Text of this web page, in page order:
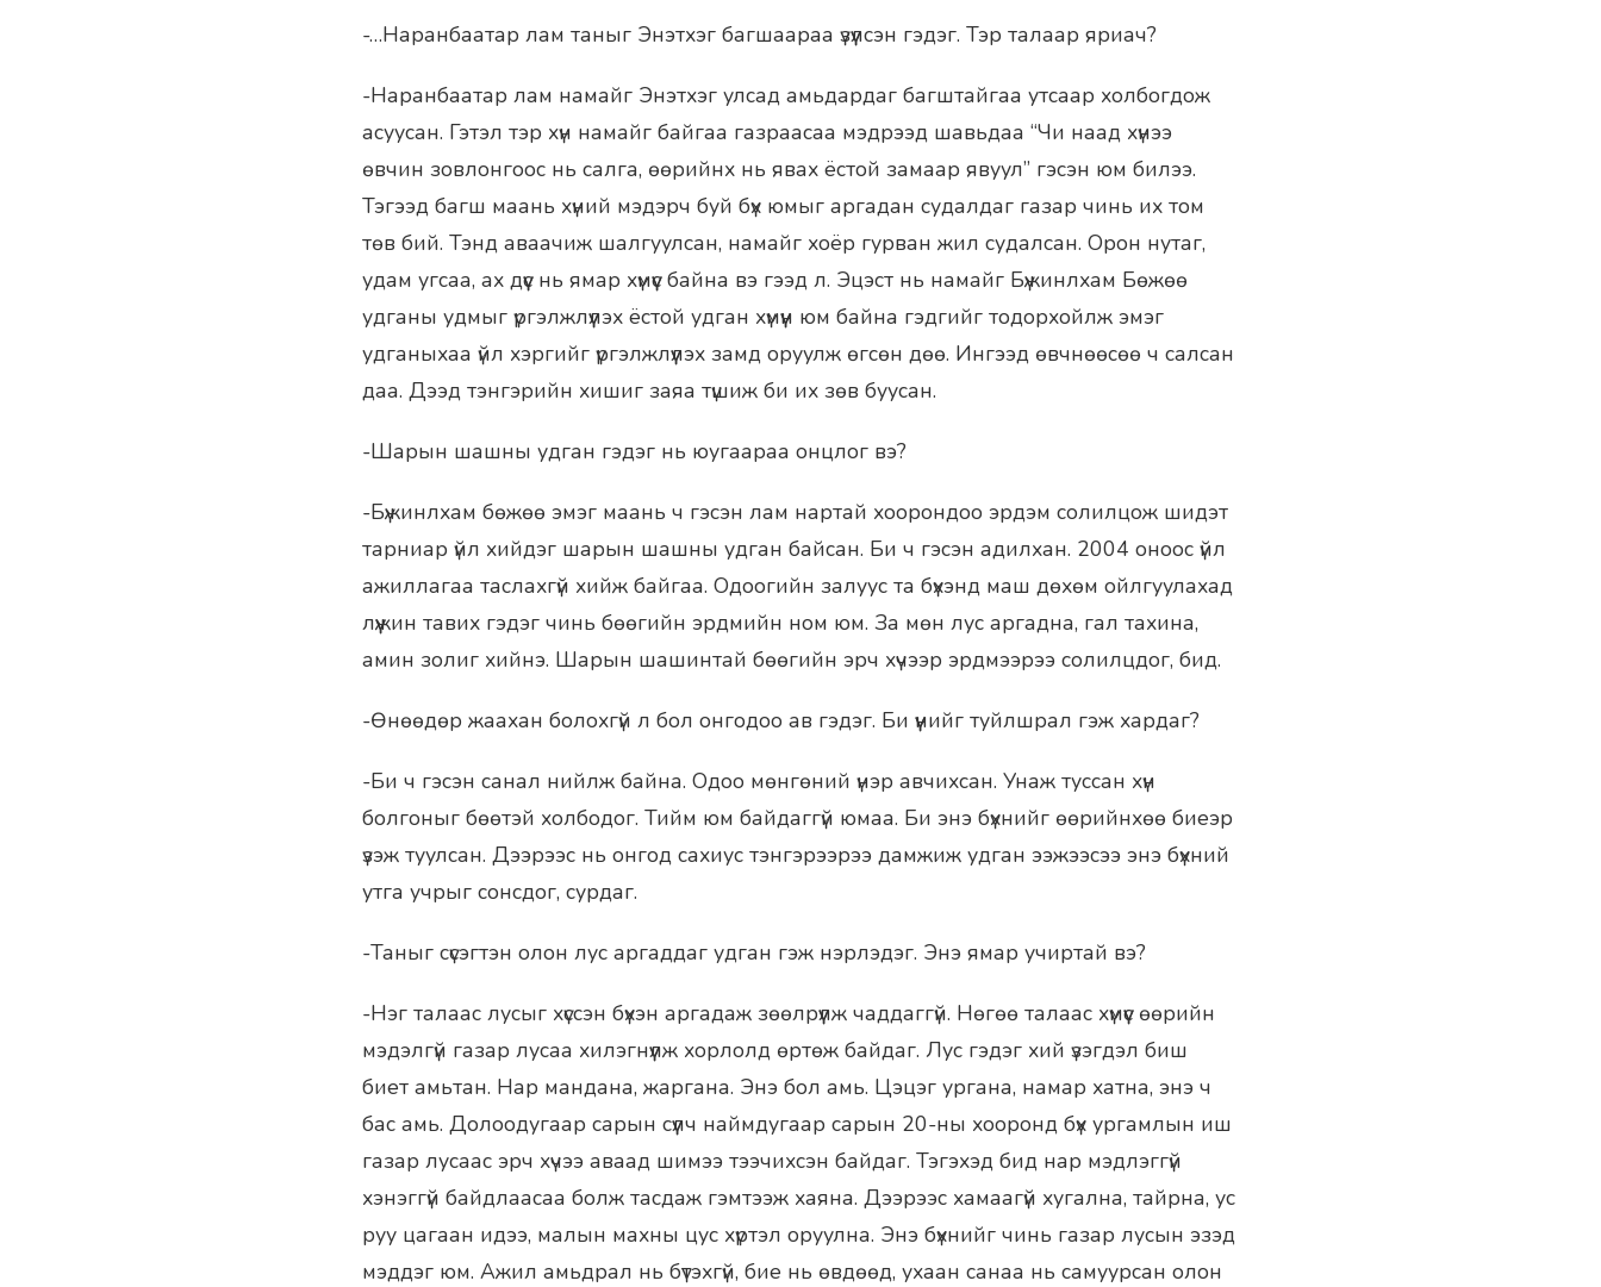
-…Наранбаатар лам таныг Энэтхэг багшаараа үзүүлсэн гэдэг. Тэр талаар яриач?
-Наранбаатар лам намайг Энэтхэг улсад амьдардаг багштайгаа утсаар холбогдож
асуусан. Гэтэл тэр хүн намайг байгаа газраасаа мэдрээд шавьдаа “Чи наад хүнээ
өвчин зовлонгоос нь салга, өөрийнх нь явах ёстой замаар явуул” гэсэн юм билээ.
Тэгээд багш маань хүний мэдэрч буй бүх юмыг аргадан судалдаг газар чинь их том
төв бий. Тэнд аваачиж шалгуулсан, намайг хоёр гурван жил судалсан. Орон нутаг,
удам угсаа, ах дүүс нь ямар хүмүүс байна вэ гээд л. Эцэст нь намайг Бүжинлхам Бөжөө
удганы удмыг үргэлжлүүлэх ёстой удган хүмүүн юм байна гэдгийг тодорхойлж эмэг
удганыхаа үйл хэргийг үргэлжлүүлэх замд оруулж өгсөн дөө. Ингээд өвчнөөсөө ч салсан
даа. Дээд тэнгэрийн хишиг заяа түшиж би их зөв буусан.
-Шарын шашны удган гэдэг нь юугаараа онцлог вэ?
-Бүжинлхам бөжөө эмэг маань ч гэсэн лам нартай хоорондоо эрдэм солилцож шидэт
тарниар үйл хийдэг шарын шашны удган байсан. Би ч гэсэн адилхан. 2004 оноос үйл
ажиллагаа таслахгүй хийж байгаа. Одоогийн залуус та бүхэнд маш дөхөм ойлгуулахад
лүүжин тавих гэдэг чинь бөөгийн эрдмийн ном юм. За мөн лус аргадна, гал тахина,
амин золиг хийнэ. Шарын шашинтай бөөгийн эрч хүчээр эрдмээрээ солилцдог, бид.
-Өнөөдөр жаахан болохгүй л бол онгодоо ав гэдэг. Би үүнийг туйлшрал гэж хардаг?
-Би ч гэсэн санал нийлж байна. Одоо мөнгөний үнэр авчихсан. Унаж туссан хүн
болгоныг бөөтэй холбодог. Тийм юм байдаггүй юмаа. Би энэ бүхнийг өөрийнхөө биеэр
үзэж туулсан. Дээрээс нь онгод сахиус тэнгэрээрээ дамжиж удган ээжээсээ энэ бүхний
утга учрыг сонсдог, сурдаг.
-Таныг сүсэгтэн олон лус аргаддаг удган гэж нэрлэдэг. Энэ ямар учиртай вэ?
-Нэг талаас лусыг хүссэн бүхэн аргадаж зөөлрүүлж чаддаггүй. Нөгөө талаас хүмүүс өөрийн
мэдэлгүй газар лусаа хилэгнүүлж хорлолд өртөж байдаг. Лус гэдэг хий үзэгдэл биш
биет амьтан. Нар мандана, жаргана. Энэ бол амь. Цэцэг ургана, намар хатна, энэ ч
бас амь. Долоодугаар сарын сүүлч наймдугаар сарын 20-ны хооронд бүх ургамлын иш
газар лусаас эрч хүчээ аваад шимээ тээчихсэн байдаг. Тэгэхэд бид нар мэдлэггүй
хэнэггүй байдлаасаа болж тасдаж гэмтээж хаяна. Дээрээс хамаагүй хугална, тайрна, ус
руу цагаан идээ, малын махны цус хүртэл оруулна. Энэ бүхнийг чинь газар лусын эзэд
мэддэг юм. Ажил амьдрал нь бүтэхгүй, бие нь өвдөөд, ухаан санаа нь самуурсан олон